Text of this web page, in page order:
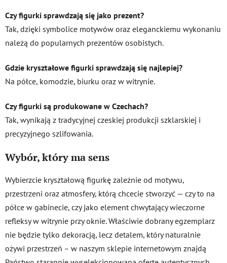
Czy figurki sprawdzają się jako prezent?
Tak, dzięki symbolice motywów oraz eleganckiemu wykonaniu
należą do popularnych prezentów osobistych.
Gdzie kryształowe figurki sprawdzają się najlepiej?
Na półce, komodzie, biurku oraz w witrynie.
Czy figurki są produkowane w Czechach?
Tak, wynikają z tradycyjnej czeskiej produkcji szklarskiej i
precyzyjnego szlifowania.
Wybór, który ma sens
Wybierzcie kryształową figurkę zależnie od motywu,
przestrzeni oraz atmosfery, którą chcecie stworzyć — czy to na
półce w gabinecie, czy jako element chwytający wieczorne
refleksy w witrynie przy oknie. Właściwie dobrany egzemplarz
nie będzie tylko dekoracją, lecz detalem, który naturalnie
ożywi przestrzeń – w naszym sklepie internetowym znajdą